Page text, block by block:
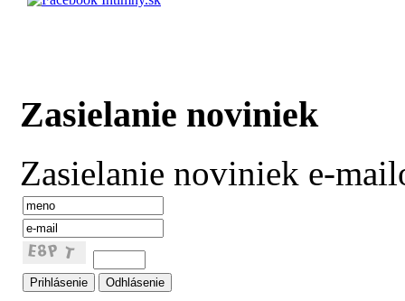
Zasielanie noviniek
Zasielanie noviniek e-